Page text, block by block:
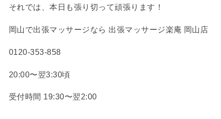
それでは、本日も張り切って頑張ります！
岡山で出張マッサージなら 出張マッサージ楽庵 岡山店
0120-353-858
20:00〜翌3:30頃
受付時間 19:30〜翌2:00